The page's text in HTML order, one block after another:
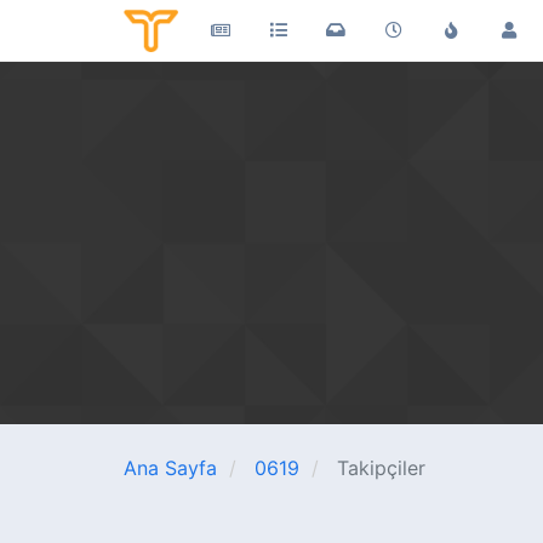
Ana Sayfa 0619 Takipçiler